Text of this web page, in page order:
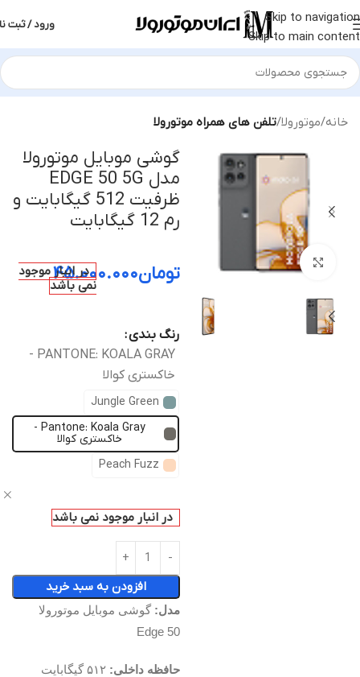
Skip to navigation
Skip to main content
ورود / ثبت
خانه موتورولا تلفن های همراه موتورولا
بزرگنمایی تصویر
گوشی موبایل موتورولا
مدل EDGE 50 5G
ظرفیت 512 گیگابایت و
رم 12 گیگابایت
تومان۴۵.۰۰۰.۰۰۰در انبار موجود
نمی باشد
رنگ بندی
PANTONE: KOALA GRAY -
خاکستری کوالا
Jungle Green
Pantone: Koala Gray -
خاکستری کوالا
Peach Fuzz
در انبار موجود نمی باشد
افزودن به سبد خرید
مدل: گوشی موبایل موتورولا
Edge 50
حافظه داخلی: